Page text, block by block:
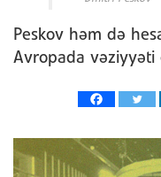
Peskov həm də
Avropada vəziyyəti